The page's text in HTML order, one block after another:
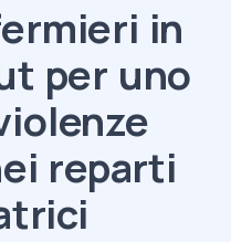
in
per uno
reparti